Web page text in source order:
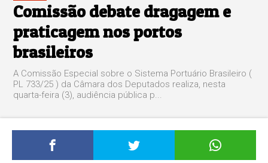
Comissão debate dragagem e
praticagem nos portos
brasileiros
A Comissão Especial sobre o Sistema Portuário Brasileiro (
PL 733/25 ) da Câmara dos Deputados realiza, nesta
quarta-feira (3), audiência pública p...